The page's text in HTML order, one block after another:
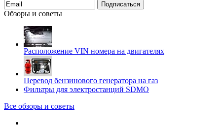
Подписаться
Обзоры и советы
Расположение VIN номера на двигателях
Перевод бензинового генератора на газ
Фильтры для электростанций SDMO
Все обзоры и советы